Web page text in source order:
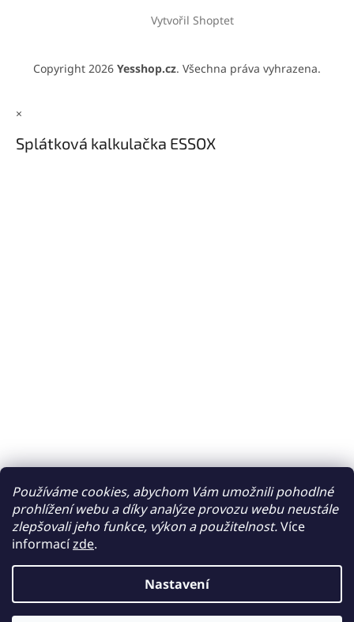
Používáme cookies, abychom Vám umožnili pohodlné
prohlížení webu a díky analýze provozu webu neustále
zlepšovali jeho funkce, výkon a použitelnost.Více
informacízde.
Nastavení
Vytvořil Shoptet
Copyright 2026 Yesshop.cz. Všechna práva vyhrazena.
×
Splátková kalkulačka ESSOX